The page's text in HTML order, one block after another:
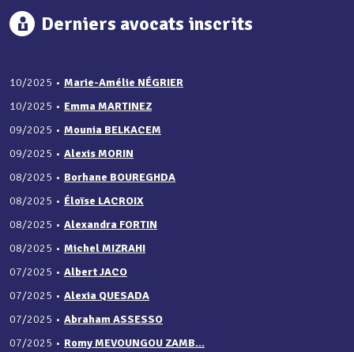
Derniers avocats inscrits
10/2025 • Marie-Amélie NÉGRIER
10/2025 • Emma MARTINEZ
09/2025 • Mounia BELKACEM
09/2025 • Alexis MORIN
08/2025 • Borhane BOUREGHDA
08/2025 • Éloïse LACROIX
08/2025 • Alexandra FORTIN
08/2025 • Michel MIZRAHI
07/2025 • Albert JACO
07/2025 • Alexia QUESADA
07/2025 • Abraham ASSESSO
07/2025 • Romy MEVOUNGOU ZAMB...